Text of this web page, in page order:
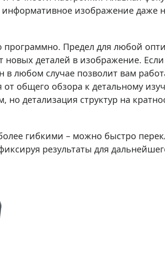
Теодолиты
информативное изображение даже
Предел для любой
новых деталей в изображение.
в любом случае позволит вам
общего обзора к детальному
детализация структур на
гибкими – можно быстро
результаты для